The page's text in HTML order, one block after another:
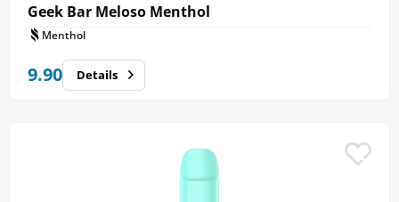
Geek Bar Meloso Menthol
Menthol
9.90 Details